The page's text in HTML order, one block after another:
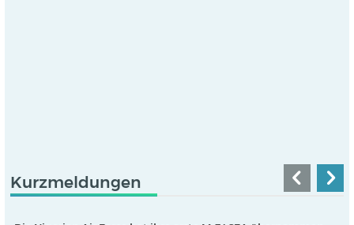
Kurzmeldungen